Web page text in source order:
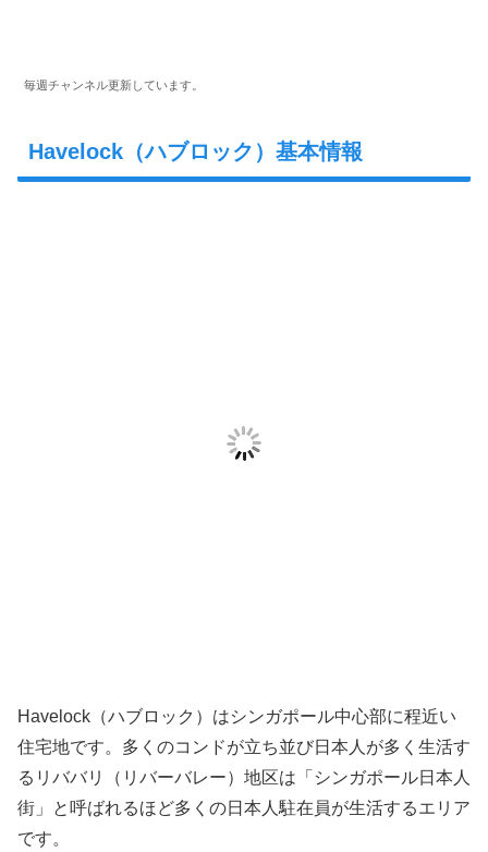
毎週チャンネル更新しています。
Havelock（ハブロック）基本情報
Havelock（ハブロック）はシンガポール中心部に程近い
住宅地です。多くのコンドが立ち並び日本人が多く生活す
るリババリ（リバーバレー）地区は「シンガポール日本人
街」と呼ばれるほど多くの日本人駐在員が生活するエリア
です。